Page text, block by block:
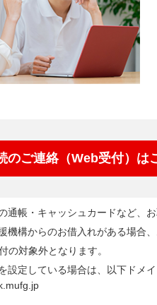
のご連絡（Web受付）は
通帳・キャッシュカードなど、
機構からのお借入れがある場合
の対象外となります。
設定している場合は、以下ドメ